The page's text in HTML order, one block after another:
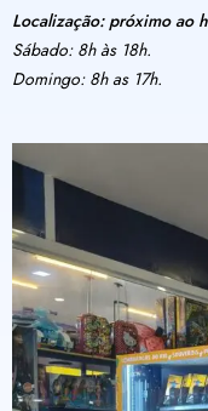
Localização: próximo ao
Sábado: 8h às 18h.
Domingo: 8h as 17h.